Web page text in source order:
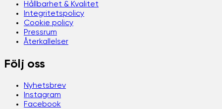
Hållbarhet & Kvalitet
Integritetspolicy
Cookie policy
Pressrum
Återkallelser
Följ oss
Nyhetsbrev
Instagram
Facebook